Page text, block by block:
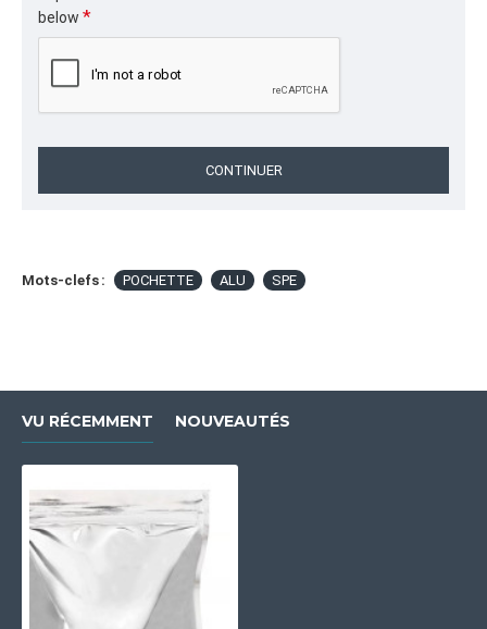
below
CONTINUER
Mots-clefs : POCHETTE ALU SPE
VU RÉCEMMENT NOUVEAUTÉS